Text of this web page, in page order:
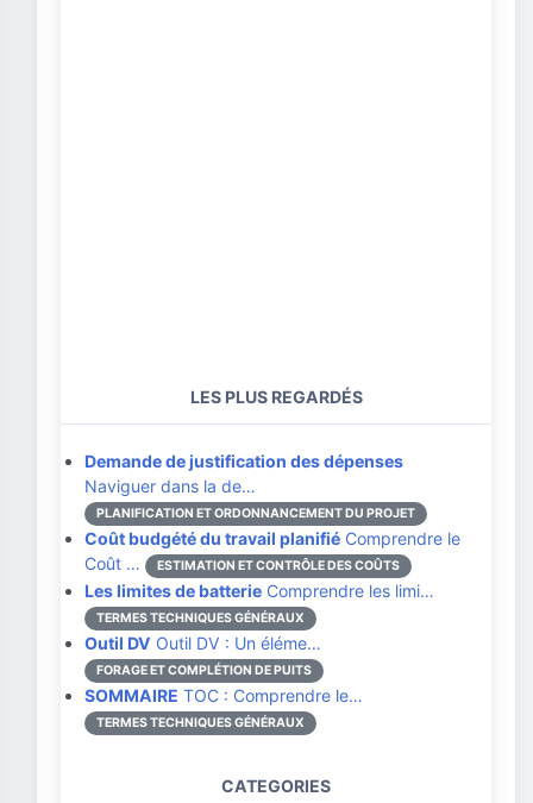
LES PLUS REGARDÉS
Demande de justification des dépenses
Naviguer dans la de…
PLANIFICATION ET ORDONNANCEMENT DU PROJET
Coût budgété du travail planifié Comprendre le
Coût …
ESTIMATION ET CONTRÔLE DES COÛTS
Les limites de batterie Comprendre les limi…
TERMES TECHNIQUES GÉNÉRAUX
Outil DV Outil DV : Un éléme…
FORAGE ET COMPLÉTION DE PUITS
SOMMAIRE TOC : Comprendre le…
TERMES TECHNIQUES GÉNÉRAUX
CATEGORIES